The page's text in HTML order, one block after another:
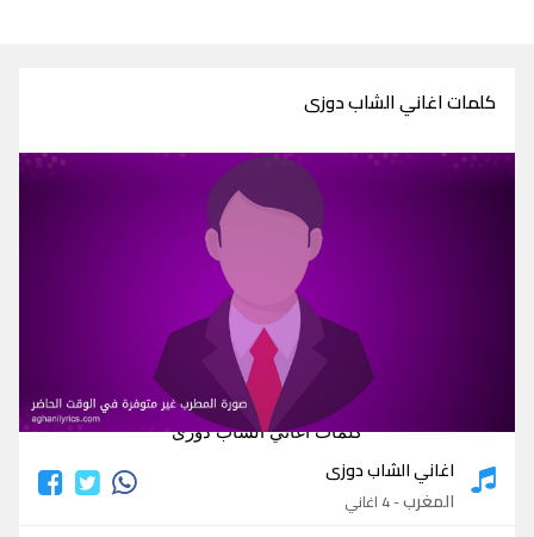
كلمات اغاني الشاب دوزى
كلمات اغاني الشاب دوزى
اغاني الشاب دوزى
المغرب- 4 اغاني